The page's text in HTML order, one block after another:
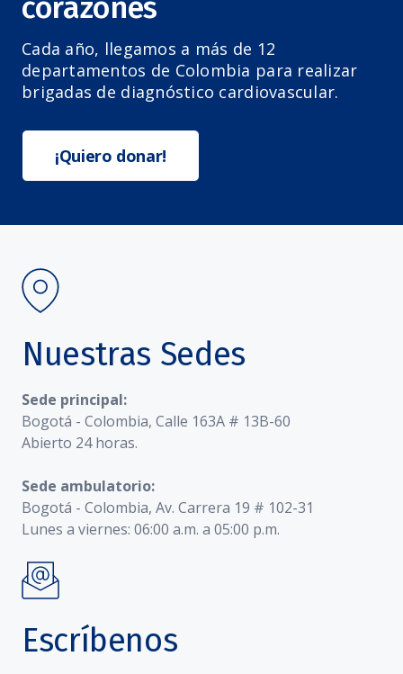
corazones
Cada año, llegamos a más de 12
departamentos de Colombia para realizar
brigadas de diagnóstico cardiovascular.
¡Quiero donar!
Nuestras Sedes
Sede principal:
Bogotá - Colombia, Calle 163A # 13B-60
Abierto 24 horas.
Sede ambulatorio:
Bogotá - Colombia, Av. Carrera 19 # 102-31
Lunes a viernes: 06:00 a.m. a 05:00 p.m.
Escríbenos